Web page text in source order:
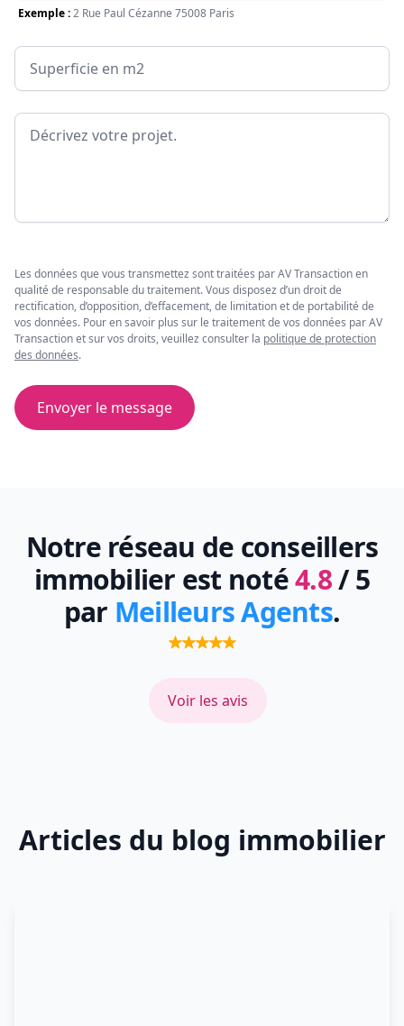
Exemple :2 Rue Paul Cézanne 75008 Paris
Surface
Message
Les données que vous transmettez sont traitées par AV Transaction en
qualité de responsable du traitement. Vous disposez d’un droit de
rectification, d’opposition, d’effacement, de limitation et de portabilité de
vos données. Pour en savoir plus sur le traitement de vos données par AV
Transaction et sur vos droits, veuillez consulter la politique de protection
des données.
Envoyer le message
Notre réseau de conseillers
immobilier est noté4.8/ 5
par Meilleurs Agents.
Voir les avis
Articles du blog immobilier